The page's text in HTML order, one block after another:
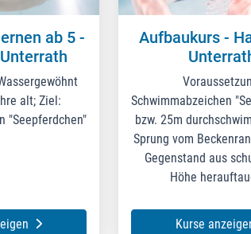
ab 5 -
alt; Ziel:
"Seepferdchen"
Aufbaukurs -
Schwimmabzeichen
bzw. 25m
Sprung vom
Gegenstand aus
Höhe
Kurse